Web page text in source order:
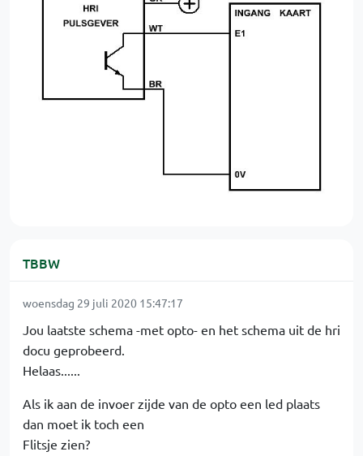
TBBW
woensdag 29 juli 2020 15:47:17
Jou laatste schema -met opto- en het schema uit de hri
docu geprobeerd.
Helaas......
Als ik aan de invoer zijde van de opto een led plaats
dan moet ik toch een
Flitsje zien?